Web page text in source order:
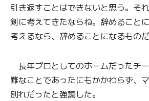
引き返すことはできないと思う。そ
剣に考えてきたならね。辞めること
考えるなら、辞めることになるものだ
長年プロとしてのホームだったチ
難なことであったにもかかわらず、
別れだったと強調した。